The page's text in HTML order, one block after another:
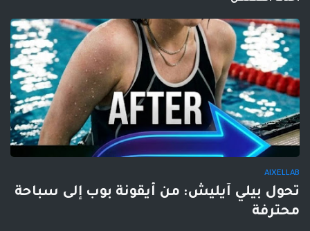
AIXELLAB
تحول بيلي آيليش: من أيقونة بوب إلى سباحة
محترفة